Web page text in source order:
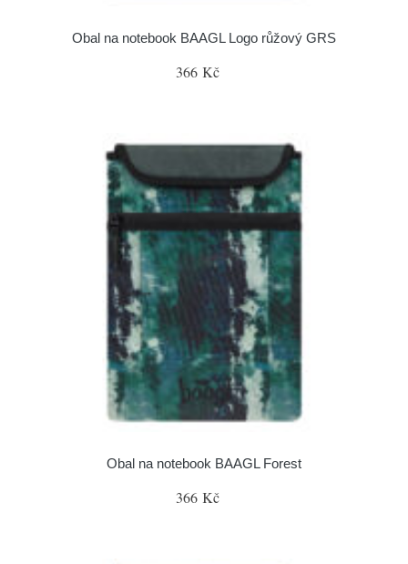
Obal na notebook BAAGL Logo růžový GRS
366 Kč
Obal na notebook BAAGL Forest
366 Kč